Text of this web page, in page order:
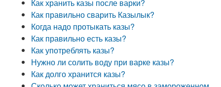
Как хранить казы после варки?
Как правильно сварить Казылык?
Когда надо протыкать казы?
Как правильно есть казы?
Как употреблять казы?
Нужно ли солить воду при варке казы?
Как долго хранится казы?